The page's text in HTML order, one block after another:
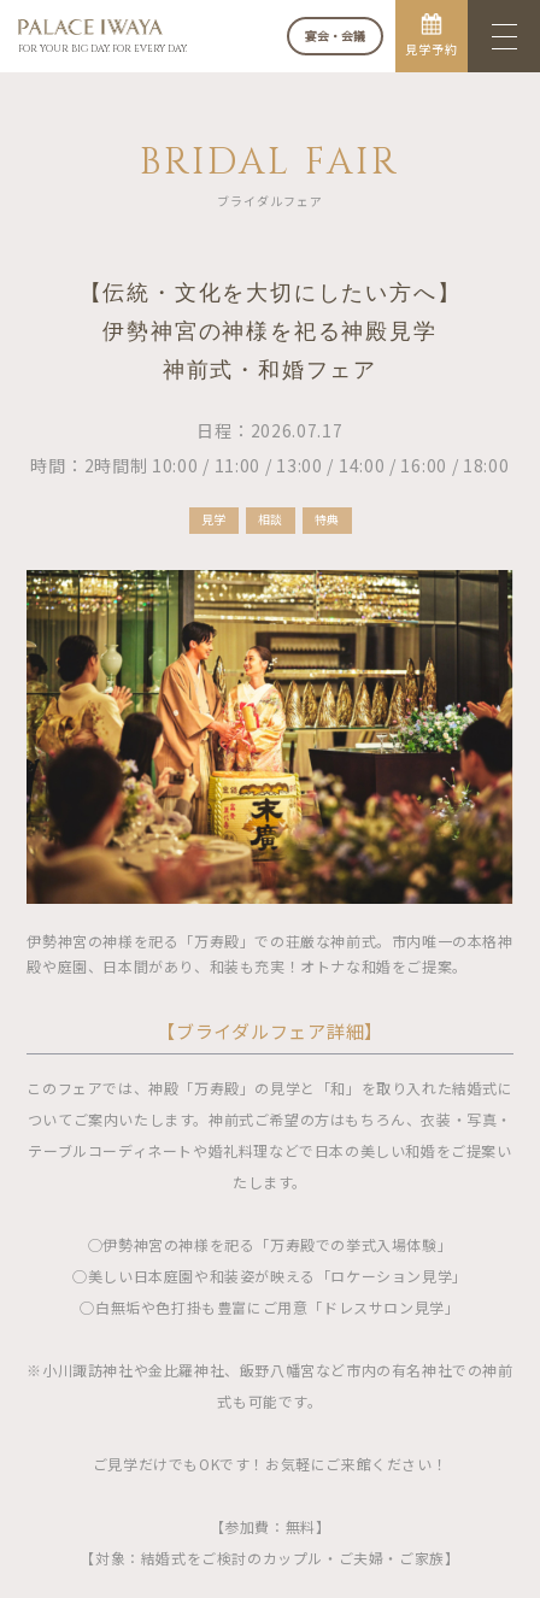
FOR YOUR BIG DAY. FOR EVERY DAY.
宴会・会議
見学予約
BRIDAL FAIR
ブライダルフェア
【伝統・文化を大切にしたい方へ】
伊勢神宮の神様を祀る神殿見学
神前式・和婚フェア
日程：2026.07.17
時間：2時間制 10:00 / 11:00 / 13:00 / 14:00 / 16:00 / 18:00
見学 相談 特典
伊勢神宮の神様を祀る「万寿殿」での荘厳な神前式。市内唯一の本格神
殿や庭園、日本間があり、和装も充実！オトナな和婚をご提案。
【ブライダルフェア詳細】
このフェアでは、神殿「万寿殿」の見学と「和」を取り入れた結婚式に
ついてご案内いたします。神前式ご希望の方はもちろん、衣装・写真・
テーブルコーディネートや婚礼料理などで日本の美しい和婚をご提案い
たします。
◯伊勢神宮の神様を祀る「万寿殿での挙式入場体験」
◯美しい日本庭園や和装姿が映える「ロケーション見学」
◯白無垢や色打掛も豊富にご用意「ドレスサロン見学」
※小川諏訪神社や金比羅神社、飯野八幡宮など市内の有名神社での神前
式も可能です。
ご見学だけでもOKです！お気軽にご来館ください！
【参加費：無料】
【対象：結婚式をご検討のカップル・ご夫婦・ご家族】